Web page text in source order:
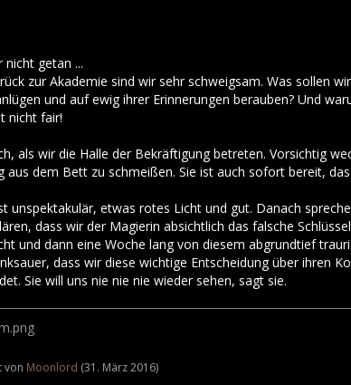
nicht getan ...
zur Akademie sind wir sehr schweigsam. Was sollen
und auf ewig ihrer Erinnerungen berauben? Und
nicht fair!
als wir die Halle der Bekräftigung betreten. Vorsichtig
aus dem Bett zu schmeißen. Sie ist auch sofort bereit,
unspektakulär, etwas rotes Licht und gut. Danach
dass wir der Magierin absichtlich das falsche
und dann eine Woche lang von diesem abgrundtief
dass wir diese wichtige Entscheidung über ihren
Sie will uns nie nie nie wieder sehen, sagt sie.
von Moonlord (31. März 2016)